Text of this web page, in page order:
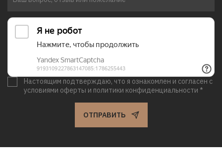
Настоящим подтверждаю, что я ознакомлен и согласен с
условиями оферты и политики конфиденциальности *
ОТПРАВИТЬ